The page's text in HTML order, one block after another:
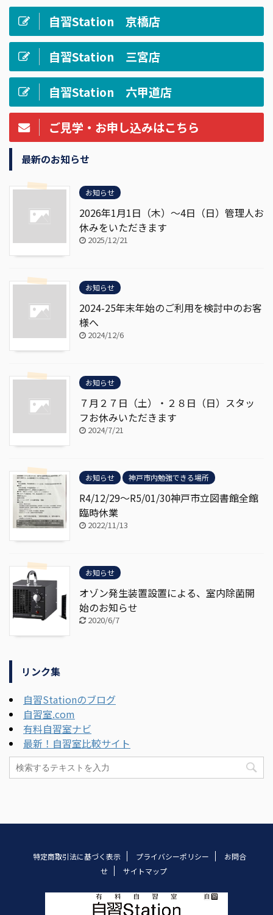
自習Station 京橋店
自習Station 三宮店
自習Station 六甲道店
ご見学・お申し込みはこちら
最新のお知らせ
お知らせ
2026年1月1日（木）～4日（日）管理人お
休みをいただきます
2025/12/21
お知らせ
2024-25年末年始のご利用を検討中のお客
様へ
2024/12/6
お知らせ
７月２７日（土）・２８日（日）スタッ
フお休みいただきます
2024/7/21
お知らせ 神戸市内勉強できる場所
R4/12/29～R5/01/30神戸市立図書館全館
臨時休業
2022/11/13
お知らせ
オゾン発生装置設置による、室内除菌開
始のお知らせ
2020/6/7
リンク集
自習Stationのブログ
自習室.com
有料自習室ナビ
最新！自習室比較サイト
特定商取引法に基づく表示 プライバシーポリシー
お問合
せ
サイトマップ